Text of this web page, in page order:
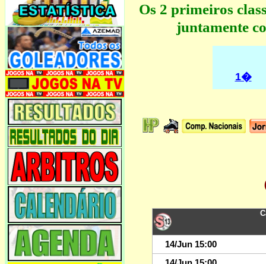
Os 2 primeiros
juntamente
1�